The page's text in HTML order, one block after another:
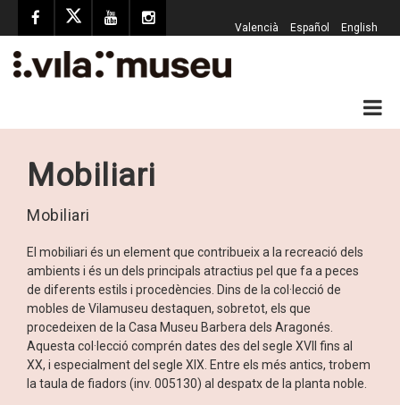
Valencià Español English
Mobiliari
Mobiliari
El mobiliari és un element que contribueix a la recreació dels
ambients i és un dels principals atractius pel que fa a peces
de diferents estils i procedències. Dins de la col·lecció de
mobles de Vilamuseu destaquen, sobretot, els que
procedeixen de la Casa Museu Barbera dels Aragonés.
Aquesta col·lecció comprén dates des del segle XVII fins al
XX, i especialment del segle XIX. Entre els més antics, trobem
la taula de fiadors (inv. 005130) al despatx de la planta noble.